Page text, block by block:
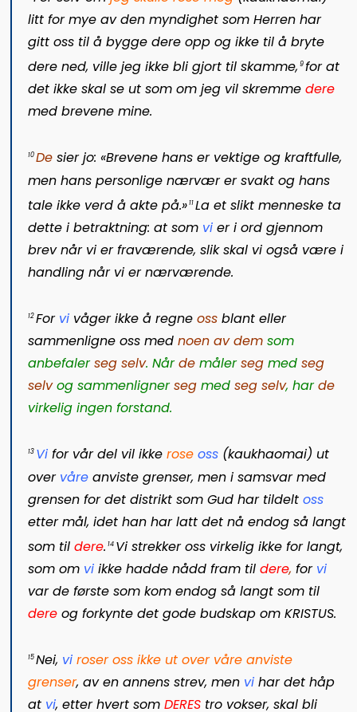
litt for mye av den myndighet som Herren har
gitt oss til å bygge dere opp og ikke til å bryte
dere ned, ville jeg ikke bli gjort til skamme, 9 for at
det ikke skal se ut som om jeg vil skremmedere
med brevene mine.
10 De sier jo: «Brevene hans er vektige og kraftfulle,
men hans personlige nærvær er svakt og hans
tale ikke verd å akte på.»11 La et slikt menneske ta
dette i betraktning: at som vi er i ord gjennom
brev når vi er fraværende, slik skal vi også være i
handling når vi er nærværende.
12 For vi våger ikke å regneoss blant eller
sammenligne oss mednoen av dem som
anbefalerseg selv. Nårde målerseg medseg
selvog sammenlignerseg medseg selv, harde
virkelig ingen forstand.
13 Vifor vår del vil ikkeroseoss (kaukhaomai) ut
over våre anviste grenser, men i samsvar med
grensen for det distrikt som Gud har tildeltoss
etter mål, idet han har latt det nå endog så langt
som tildere. 14 Vi strekker oss virkelig ikke for langt,
som om viikke hadde nådd fram tildere, for vi
var de første som kom endog så langt som til
dere og forkynte det gode budskap om KRISTUS.
15 Nei, vi roser oss ikke ut over våre anviste
grenser, av en annens strev, men vihar det håp
at vi, etter hvert somDERES tro vokser, skal bli